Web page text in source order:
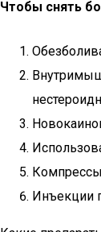
Чтобы снять
Инъекции